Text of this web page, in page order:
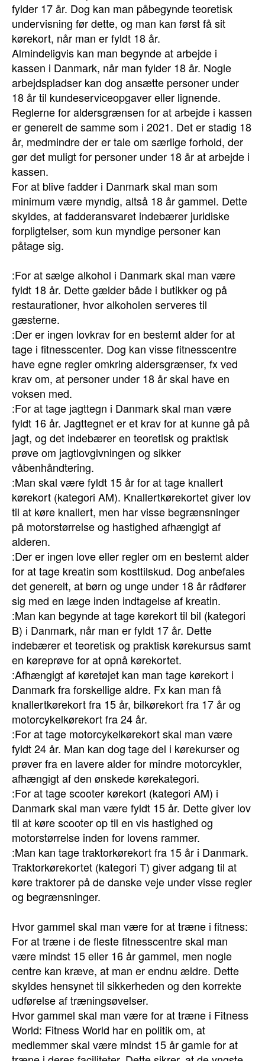
fylder 17 år. Dog kan man påbegynde teoretisk
undervisning før dette, og man kan først få sit
kørekort, når man er fyldt 18 år.
Almindeligvis kan man begynde at arbejde i
kassen i Danmark, når man fylder 18 år. Nogle
arbejdspladser kan dog ansætte personer under
18 år til kundeserviceopgaver eller lignende.
Reglerne for aldersgrænsen for at arbejde i kassen
er generelt de samme som i 2021. Det er stadig 18
år, medmindre der er tale om særlige forhold, der
gør det muligt for personer under 18 år at arbejde i
kassen.
For at blive fadder i Danmark skal man som
minimum være myndig, altså 18 år gammel. Dette
skyldes, at fadderansvaret indebærer juridiske
forpligtelser, som kun myndige personer kan
påtage sig.
:For at sælge alkohol i Danmark skal man være
fyldt 18 år. Dette gælder både i butikker og på
restaurationer, hvor alkoholen serveres til
gæsterne.
:Der er ingen lovkrav for en bestemt alder for at
tage i fitnesscenter. Dog kan visse fitnesscentre
have egne regler omkring aldersgrænser, fx ved
krav om, at personer under 18 år skal have en
voksen med.
:For at tage jagttegn i Danmark skal man være
fyldt 16 år. Jagttegnet er et krav for at kunne gå på
jagt, og det indebærer en teoretisk og praktisk
prøve om jagtlovgivningen og sikker
våbenhåndtering.
:Man skal være fyldt 15 år for at tage knallert
kørekort (kategori AM). Knallertkørekortet giver lov
til at køre knallert, men har visse begrænsninger
på motorstørrelse og hastighed afhængigt af
alderen.
:Der er ingen love eller regler om en bestemt alder
for at tage kreatin som kosttilskud. Dog anbefales
det generelt, at børn og unge under 18 år rådfører
sig med en læge inden indtagelse af kreatin.
:Man kan begynde at tage kørekort til bil (kategori
B) i Danmark, når man er fyldt 17 år. Dette
indebærer et teoretisk og praktisk kørekursus samt
en køreprøve for at opnå kørekortet.
:Afhængigt af køretøjet kan man tage kørekort i
Danmark fra forskellige aldre. Fx kan man få
knallertkørekort fra 15 år, bilkørekort fra 17 år og
motorcykelkørekort fra 24 år.
:For at tage motorcykelkørekort skal man være
fyldt 24 år. Man kan dog tage del i kørekurser og
prøver fra en lavere alder for mindre motorcykler,
afhængigt af den ønskede kørekategori.
:For at tage scooter kørekort (kategori AM) i
Danmark skal man være fyldt 15 år. Dette giver lov
til at køre scooter op til en vis hastighed og
motorstørrelse inden for lovens rammer.
:Man kan tage traktorkørekort fra 15 år i Danmark.
Traktorkørekortet (kategori T) giver adgang til at
køre traktorer på de danske veje under visse regler
og begrænsninger.
Hvor gammel skal man være for at træne i fitness:
For at træne i de fleste fitnesscentre skal man
være mindst 15 eller 16 år gammel, men nogle
centre kan kræve, at man er endnu ældre. Dette
skyldes hensynet til sikkerheden og den korrekte
udførelse af træningsøvelser.
Hvor gammel skal man være for at træne i Fitness
World: Fitness World har en politik om, at
medlemmer skal være mindst 15 år gamle for at